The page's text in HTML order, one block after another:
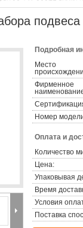
Подробная
Место
Фирменное
Номер
Оплата и
Количество
Цена:
Упаковывая
Время
Условия
Поставка